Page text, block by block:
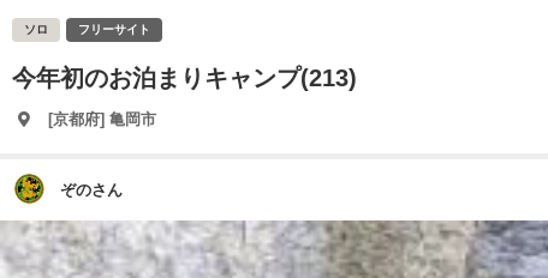
ソロ フリーサイト
今年初のお泊まりキャンプ(213)
[京都府] 亀岡市
ぞのさん